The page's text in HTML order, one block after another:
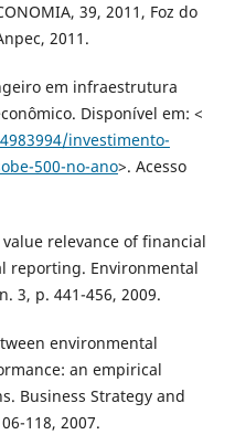
39, 2011, Foz do
2011.
em infraestrutura
Disponível em: <
investimento-
500-no-ano>. Acesso
value relevance of financial
reporting. Environmental
3, p. 441-456, 2009.
environmental
an empirical
Business Strategy and
118, 2007.